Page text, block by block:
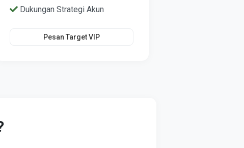
Dukungan Strategi Akun
Pesan Target VIP